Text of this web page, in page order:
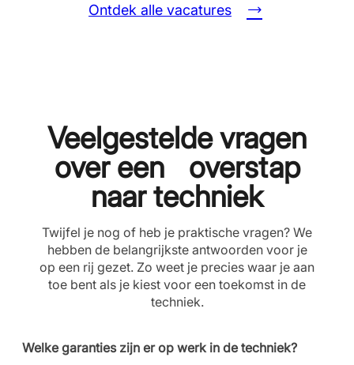
Ontdek alle vacatures
Veelgestelde vragen
over een overstap
naar techniek
Twijfel je nog of heb je praktische vragen? We
hebben de belangrijkste antwoorden voor je
op een rij gezet. Zo weet je precies waar je aan
toe bent als je kiest voor een toekomst in de
techniek.
Welke garanties zijn er op werk in de techniek?